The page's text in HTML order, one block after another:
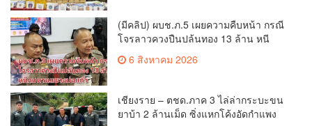
(มีคลิป) ผบช.ภ.5 เผยความคืบหน้า กรณี
โจรลาวควงปืนปล้นทอง 13 ล้าน หนี
กบดานแขวงบ่อแก้ว
6 สิงหาคม 2026
เชียงราย – ตชด.ภาค 3 ไล่ล่ากระบะขน
ยาบ้า 2 ล้านเม็ด ซิ่งแหกโค้งอัดกำแพง